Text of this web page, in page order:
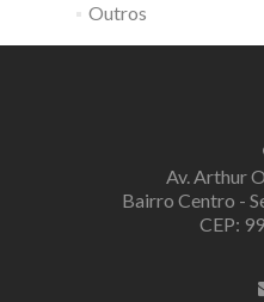
Outros
Av. Arthur
Bairro Centro -
CEP: